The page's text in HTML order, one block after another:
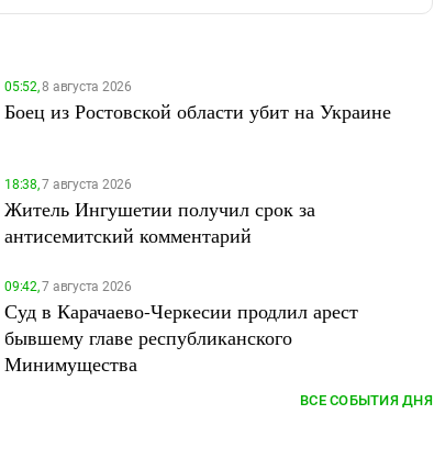
05:52,8 августа 2026
Боец из Ростовской области убит на Украине
18:38,7 августа 2026
Житель Ингушетии получил срок за
антисемитский комментарий
09:42,7 августа 2026
Суд в Карачаево-Черкесии продлил арест
бывшему главе республиканского
Минимущества
ВСЕ СОБЫТИЯ ДНЯ